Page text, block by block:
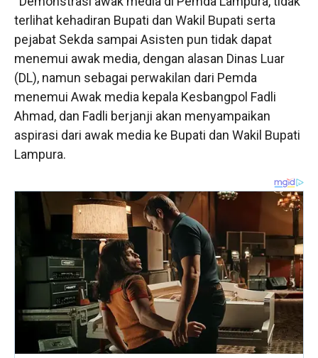
terlihat kehadiran Bupati dan Wakil Bupati serta
pejabat Sekda sampai Asisten pun tidak dapat
menemui awak media, dengan alasan Dinas Luar
(DL), namun sebagai perwakilan dari Pemda
menemui Awak media kepala Kesbangpol Fadli
Ahmad, dan Fadli berjanji akan menyampaikan
aspirasi dari awak media ke Bupati dan Wakil Bupati
Lampura.